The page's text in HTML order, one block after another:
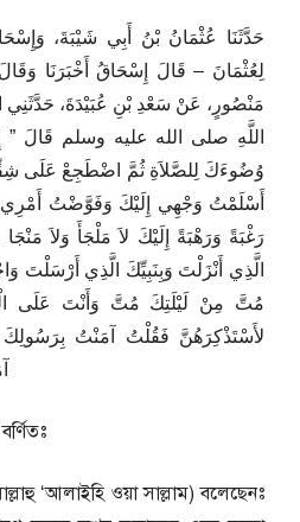
حَدَّثَنَا عُثْمَانُ بْنُ أَبِي شَيْبَةَ،
لِعُثْمَانَ – قَالَ إِسْحَاقُ أَخْبَرَنَا
مَنْصُورٍ، عَنْ سَعْدِ بْنِ عُبَيْدَةَ، حَدَّثَنِي
اللَّهِ صلى الله عليه وسلم قَالَ
وُضُوءَكَ لِلصَّلاَةِ ثُمَّ اضْطَجِعْ عَلَى
أَسْلَمْتُ وَجْهِي إِلَيْكَ وَفَوَّضْتُ أَمْرِي
رَغْبَةً وَرَهْبَةً إِلَيْكَ لاَ مَلْجَأَ وَلاَ
الَّذِي أَنْزَلْتَ وَبِنَبِيِّكَ الَّذِي أَرْسَلْتَ
مُتَّ مِنْ لَيْلَتِكَ مُتَّ وَأَنْتَ عَلَى
لأَسْتَذْكِرَهُنَّ فَقُلْتُ آمَنْتُ
‘আলাইহি ওয়া সাল্লাম) বলেছেনঃ